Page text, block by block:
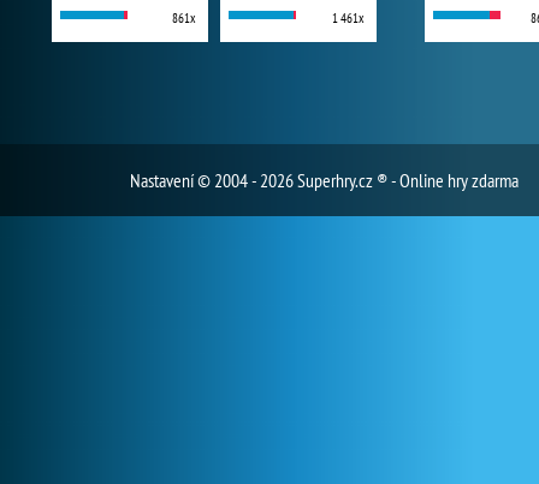
861x 1 461x
Nastavení© 2004 - 2026 Superhry.cz ® - Online hry zdarma